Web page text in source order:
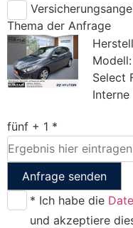
Thema der Anfrage
Select
fünf + 1 *
Anfrage senden
* Ich habe die
und akzeptiere